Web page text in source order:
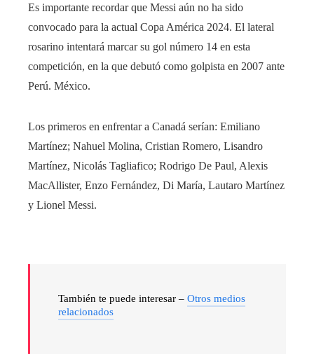
Es importante recordar que Messi aún no ha sido
convocado para la actual Copa América 2024. El lateral
rosarino intentará marcar su gol número 14 en esta
competición, en la que debutó como golpista en 2007 ante
Perú. México.
Los primeros en enfrentar a Canadá serían: Emiliano
Martínez; Nahuel Molina, Cristian Romero, Lisandro
Martínez, Nicolás Tagliafico; Rodrigo De Paul, Alexis
MacAllister, Enzo Fernández, Di María, Lautaro Martínez
y Lionel Messi.
También te puede interesar – Otros medios
relacionados